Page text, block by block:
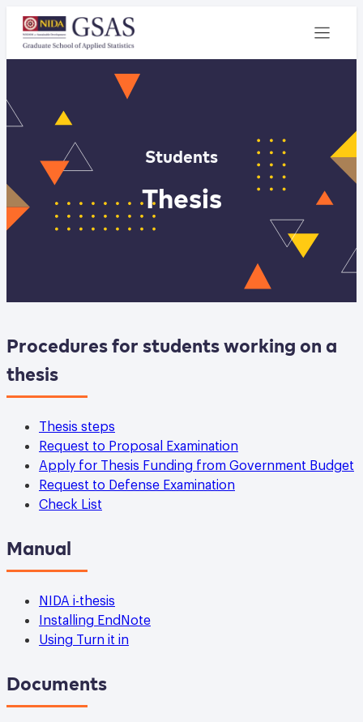
Students
Thesis
Procedures for students working on a
thesis
Thesis steps
Request to Proposal Examination
Apply for Thesis Funding from Government Budget
Request to Defense Examination
Check List
Manual
NIDA i-thesis
Installing EndNote
Using Turn it in
Documents